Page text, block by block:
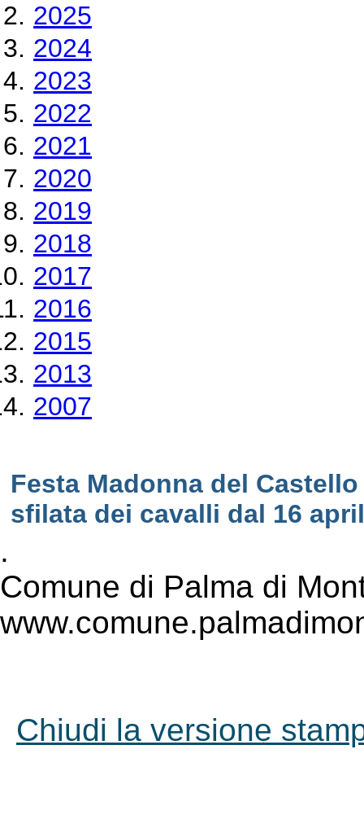
2025
2024
2023
2022
2021
2020
2019
2018
2017
2016
2015
2013
2007
Festa Madonna del
sfilata dei cavalli dal 16
.
Comune di Palma di
Chiudi la versione